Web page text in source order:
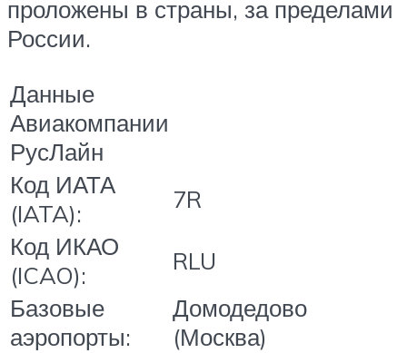
проложены в страны, за пределами
России.
Данные
Авиакомпании
РусЛайн
Код ИАТА
(IATA):
7R
Код ИКАО
(ICAO):
RLU
Базовые
аэропорты:
Домодедово
(Москва)